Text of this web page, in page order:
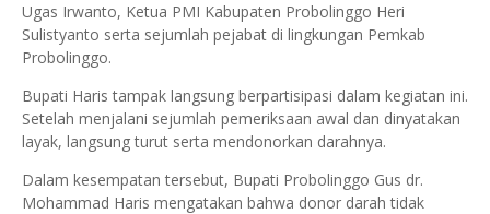
Ugas Irwanto, Ketua PMI Kabupaten Probolinggo Heri
Sulistyanto serta sejumlah pejabat di lingkungan Pemkab
Probolinggo.
Bupati Haris tampak langsung berpartisipasi dalam kegiatan ini.
Setelah menjalani sejumlah pemeriksaan awal dan dinyatakan
layak, langsung turut serta mendonorkan darahnya.
Dalam kesempatan tersebut, Bupati Probolinggo Gus dr.
Mohammad Haris mengatakan bahwa donor darah tidak